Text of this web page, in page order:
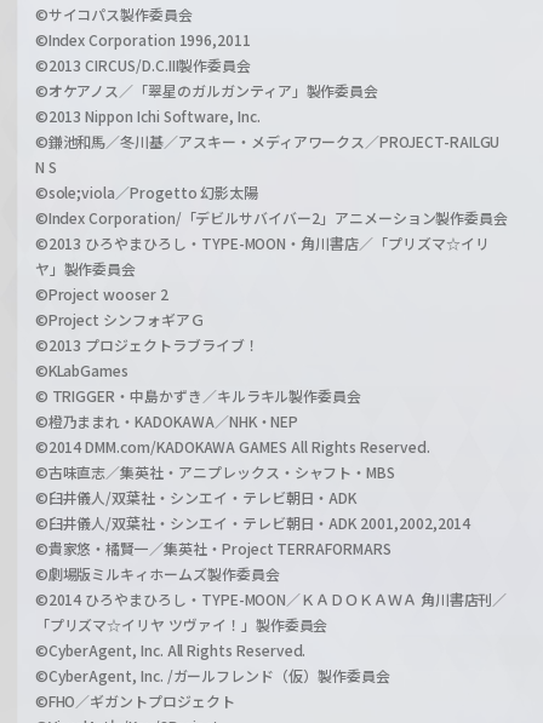
©サイコパス製作委員会
©Index Corporation 1996,2011
©2013 CIRCUS/D.C.III製作委員会
©オケアノス／「翠星のガルガンティア」製作委員会
©2013 Nippon Ichi Software, Inc.
©鎌池和馬／冬川基／アスキー・メディアワークス／PROJECT-RAILGU
N S
©sole;viola／Progetto 幻影太陽
©Index Corporation/「デビルサバイバー2」アニメーション製作委員会
©2013 ひろやまひろし・TYPE-MOON・角川書店／「プリズマ☆イリ
ヤ」製作委員会
©Project wooser 2
©Project シンフォギアＧ
©2013 プロジェクトラブライブ！
©KLabGames
© TRIGGER・中島かずき／キルラキル製作委員会
©橙乃ままれ・KADOKAWA／NHK・NEP
©2014 DMM.com/KADOKAWA GAMES All Rights Reserved.
©古味直志／集英社・アニプレックス・シャフト・MBS
©臼井儀人/双葉社・シンエイ・テレビ朝日・ADK
©臼井儀人/双葉社・シンエイ・テレビ朝日・ADK 2001,2002,2014
©貴家悠・橘賢一／集英社・Project TERRAFORMARS
©劇場版ミルキィホームズ製作委員会
©2014 ひろやまひろし・TYPE-MOON／ＫＡＤＯＫＡＷＡ 角川書店刊／
「プリズマ☆イリヤ ツヴァイ！」製作委員会
©CyberAgent, Inc. All Rights Reserved.
©CyberAgent, Inc. /ガールフレンド（仮）製作委員会
©FHO／ギガントプロジェクト